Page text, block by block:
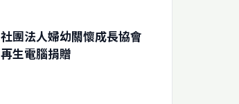
社團法人婦幼關懷成長協會
再生電腦捐贈